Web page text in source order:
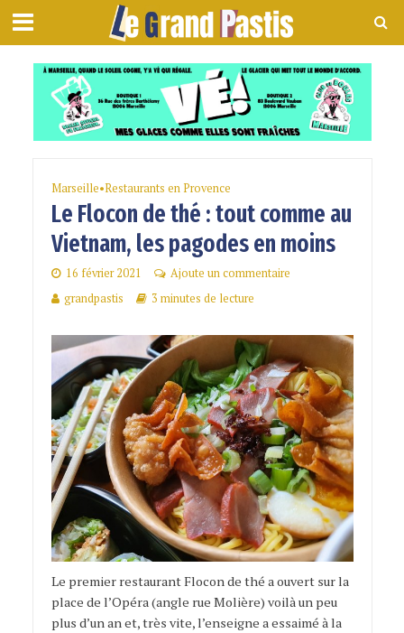
Marseille•Restaurants en Provence
Le Flocon de thé : tout comme au
Vietnam, les pagodes en moins
16 février 2021
Ajoute un commentaire
grandpastis
3 minutes de lecture
Le premier restaurant Flocon de thé a ouvert sur la
place de l’Opéra (angle rue Molière) voilà un peu
plus d’un an et, très vite, l’enseigne a essaimé à la